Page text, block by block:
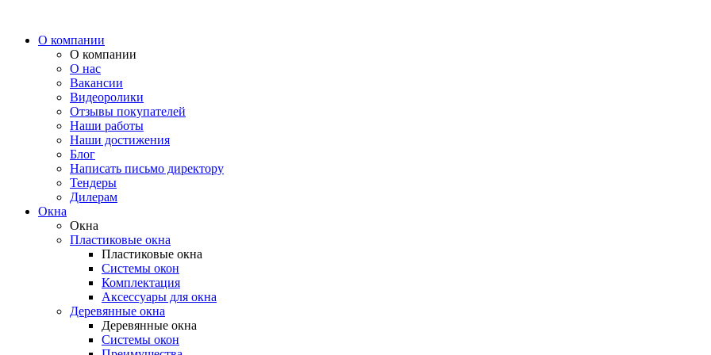
О компании
О компании
О нас
Вакансии
Видеоролики
Отзывы покупателей
Наши работы
Наши достижения
Блог
Написать письмо директору
Тендеры
Дилерам
Окна
Окна
Пластиковые окна
Пластиковые окна
Системы окон
Комплектация
Аксессуары для окна
Деревянные окна
Деревянные окна
Системы окон